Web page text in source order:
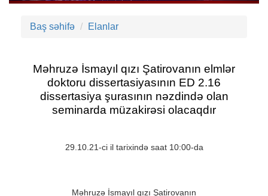
Baş səhifə Elanlar
Məhruzə İsmayıl qızı Şatirovanın elmlər
doktoru dissertasiyasının ED 2.16
dissertasiya şurasının nəzdində olan
seminarda müzakirəsi olacaqdır
29.10.21-ci il tarixində saat 10:00-da
Məhruzə İsmayıl qızı Şatirovanın